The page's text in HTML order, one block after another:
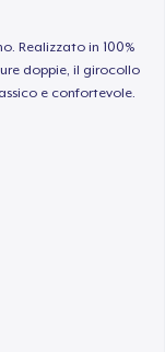
Realizzato in 100%
doppie, il girocollo
e confortevole.